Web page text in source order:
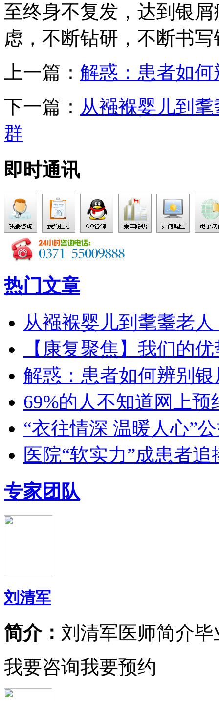
至终身不复发，达到银
虑，不断钻研，不断书
上一篇： 解惑：患者如
下一篇： 从襁褓婴儿到
群
即时通讯
热门文章
从襁褓婴儿到耄耋老
【康复聚焦】我们的
解惑：患者如何辨别
69%的人不知道网上
“衣往情深 温暖人心”
医院“软实力”成患者追
专家团队
刘清军
简介： 刘清军医师简介毕
我要咨询我要预约